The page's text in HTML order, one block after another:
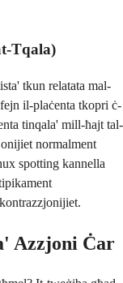
Tqala)
tkun relatata mal-
il-plaċenta tkopri ċ-
tinqala' mill-ħajt tal-
normalment
spotting kannella
Azzjoni Ċar